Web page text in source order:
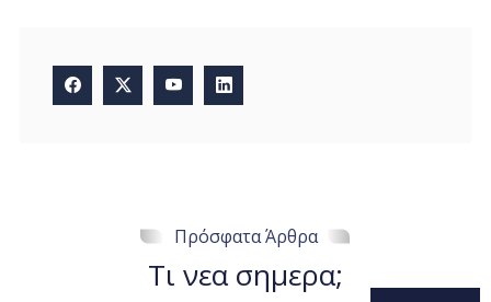
Πρόσφατα Άρθρα
Τι νεα σημερα;